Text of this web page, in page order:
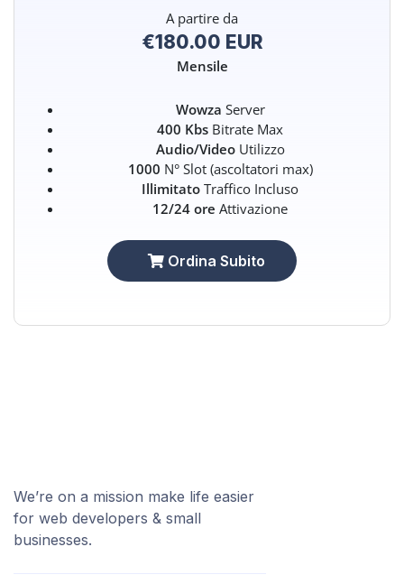
A partire da
€180.00 EUR
Mensile
Wowza Server
400 Kbs Bitrate Max
Audio/VideoUtilizzo
1000 N° Slot (ascoltatori max)
Illimitato Traffico Incluso
12/24 ore Attivazione
Ordina Subito
We’re on a mission make life easier
for web developers & small
businesses.